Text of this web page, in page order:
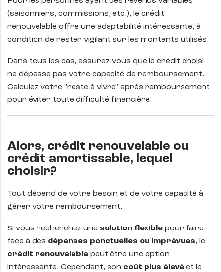
(saisonniers, commissions, etc.), le crédit
renouvelable offre une adaptabilité intéressante, à
condition de rester vigilant sur les montants utilisés.
Dans tous les cas, assurez-vous que le crédit choisi
ne dépasse pas votre capacité de remboursement.
Calculez votre "reste à vivre" après remboursement
pour éviter toute difficulté financière.
Alors, crédit renouvelable ou
crédit amortissable, lequel
choisir?
Tout dépend de votre besoin et de votre capacité à
gérer votre remboursement.
Si vous recherchez une solution flexible pour faire
face à des dépenses ponctuelles ou imprévues, le
crédit renouvelable peut être une option
intéressante. Cependant, son coût plus élevé et le